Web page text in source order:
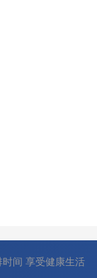
间 享受健康生活